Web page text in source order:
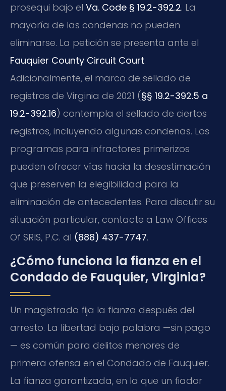
prosequi bajo el Va. Code § 19.2-392.2. La
mayoría de las condenas no pueden
eliminarse. La petición se presenta ante el
Fauquier County Circuit Court.
Adicionalmente, el marco de sellado de
registros de Virginia de 2021 (§§ 19.2-392.5 a
19.2-392.16) contempla el sellado de ciertos
registros, incluyendo algunas condenas. Los
programas para infractores primerizos
pueden ofrecer vías hacia la desestimación
que preserven la elegibilidad para la
eliminación de antecedentes. Para discutir su
situación particular, contacte a Law Offices
Of SRIS, P.C. al (888) 437-7747.
¿Cómo funciona la fianza en el
Condado de Fauquier, Virginia?
Un magistrado fija la fianza después del
arresto. La libertad bajo palabra —sin pago
— es común para delitos menores de
primera ofensa en el Condado de Fauquier.
La fianza garantizada, en la que un fiador